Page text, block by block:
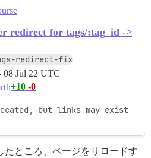
redirect for tags/:tag_id ->
redirect-fix
08 Jul 22 UTC
+10 -0
but links may exist
たところ、ページをリロードす